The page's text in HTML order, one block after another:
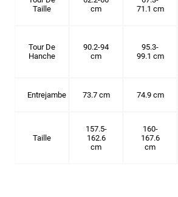
Taille
cm
71.1 cm
Tour De
Hanche
90.2-94
cm
95.3-
99.1 cm
Entrejambe 73.7 cm 74.9 cm
Taille
157.5-
162.6
cm
160-
167.6
cm